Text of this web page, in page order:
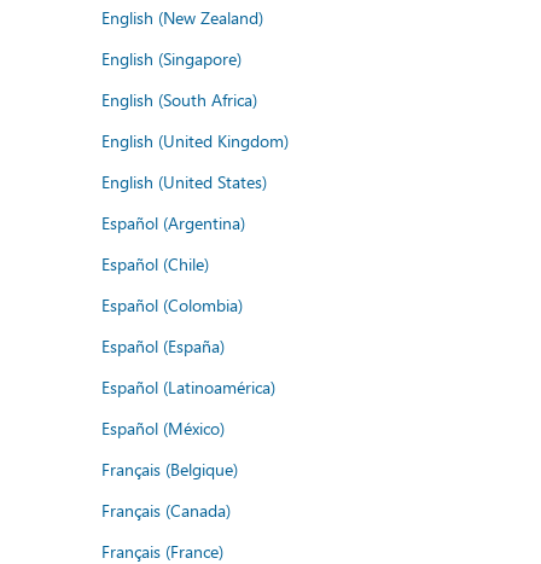
English (New Zealand)
English (Singapore)
English (South Africa)
English (United Kingdom)
English (United States)
Español (Argentina)
Español (Chile)
Español (Colombia)
Español (España)
Español (Latinoamérica)
Español (México)
Français (Belgique)
Français (Canada)
Français (France)